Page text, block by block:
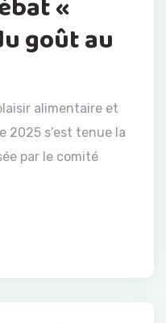
goût au
alimentaire et
2025 s’est tenue la
par le comité